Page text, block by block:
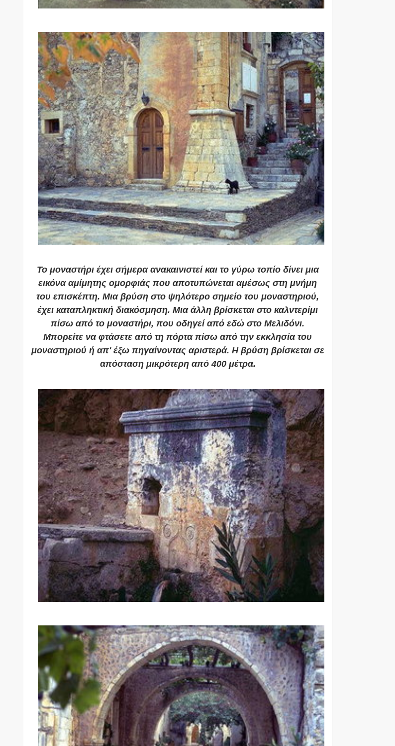
Το μοναστήρι έχει σήμερα ανακαινιστεί και το γύρω τοπίο δίνει μια
εικόνα αμίμητης ομορφιάς που αποτυπώνεται αμέσως στη μνήμη
του επισκέπτη. Μια βρύση στο ψηλότερο σημείο του μοναστηριού,
έχει καταπληκτική διακόσμηση. Μια άλλη βρίσκεται στο καλντερίμι
πίσω από το μοναστήρι, που οδηγεί από εδώ στο Μελιδόνι.
Μπορείτε να φτάσετε από τη πόρτα πίσω από την εκκλησία του
μοναστηριού ή απ' έξω πηγαίνοντας αριστερά. Η βρύση βρίσκεται σε
απόσταση μικρότερη από 400 μέτρα.